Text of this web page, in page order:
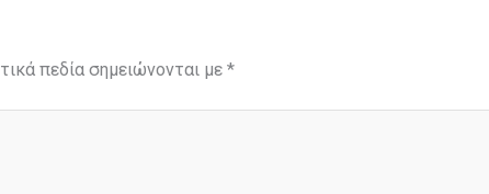
πεδία σημειώνονται με *